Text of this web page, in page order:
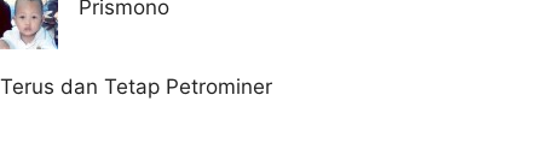
Prismono
Terus dan Tetap Petrominer